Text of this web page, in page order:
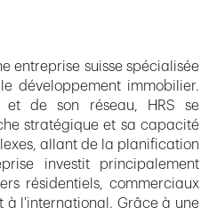
entreprise suisse spécialisée
développement immobilier.
et de son réseau, HRS se
stratégique et sa capacité
allant de la planification
investit principalement
résidentiels, commerciaux
à l'international. Grâce à une